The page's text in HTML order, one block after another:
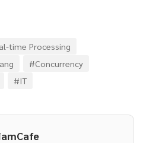
time Processing
#Concurrency
#IT